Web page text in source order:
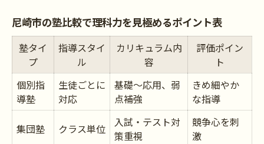
尼崎の理科塾環境と塾の特徴比較表
理科力アップに最適な塾の指導法とは
学習環境で差がつく理科塾の選び方
理科が苦手な子どもに合う塾の条件
塾ごとのサポート体制を徹底比較
子どもの性格に合う理科専門塾の探し方
尼崎市の塾比較で理科力を見極めるポイント表
塾タイ
プ
指導スタイ
ル
カリキュラム内
容
評価ポイン
ト
個別指
導塾
生徒ごとに
対応
基礎～応用、弱
点補強
きめ細やか
な指導
集団塾 クラス単位
入試・テスト対
策重視
競争心を刺
激